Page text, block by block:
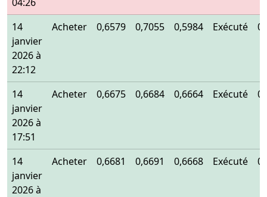
14
janvier
2026 à
22:12
Acheter 0,6579 0,7055 0,5984 Exécuté
14
janvier
2026 à
17:51
Acheter 0,6675 0,6684 0,6664 Exécuté
14
janvier
2026 à
Acheter 0,6681 0,6691 0,6668 Exécuté